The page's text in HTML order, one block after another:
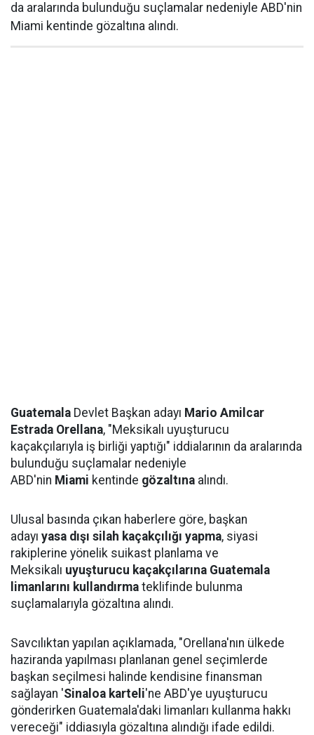
da aralarında bulunduğu suçlamalar nedeniyle ABD'nin
Miami kentinde gözaltına alındı.
Guatemala Devlet Başkan adayı Mario Amilcar
Estrada Orellana, "Meksikalı uyuşturucu
kaçakçılarıyla iş birliği yaptığı" iddialarının da aralarında
bulunduğu suçlamalar nedeniyle
ABD'nin Miami kentinde gözaltına alındı.
Ulusal basında çıkan haberlere göre, başkan
adayı yasa dışı silah kaçakçılığı yapma, siyasi
rakiplerine yönelik suikast planlama ve
Meksikalı uyuşturucu kaçakçılarına Guatemala
limanlarını kullandırma teklifinde bulunma
suçlamalarıyla gözaltına alındı.
Savcılıktan yapılan açıklamada, "Orellana'nın ülkede
haziranda yapılması planlanan genel seçimlerde
başkan seçilmesi halinde kendisine finansman
sağlayan 'Sinaloa karteli'ne ABD'ye uyuşturucu
gönderirken Guatemala'daki limanları kullanma hakkı
vereceği" iddiasıyla gözaltına alındığı ifade edildi.